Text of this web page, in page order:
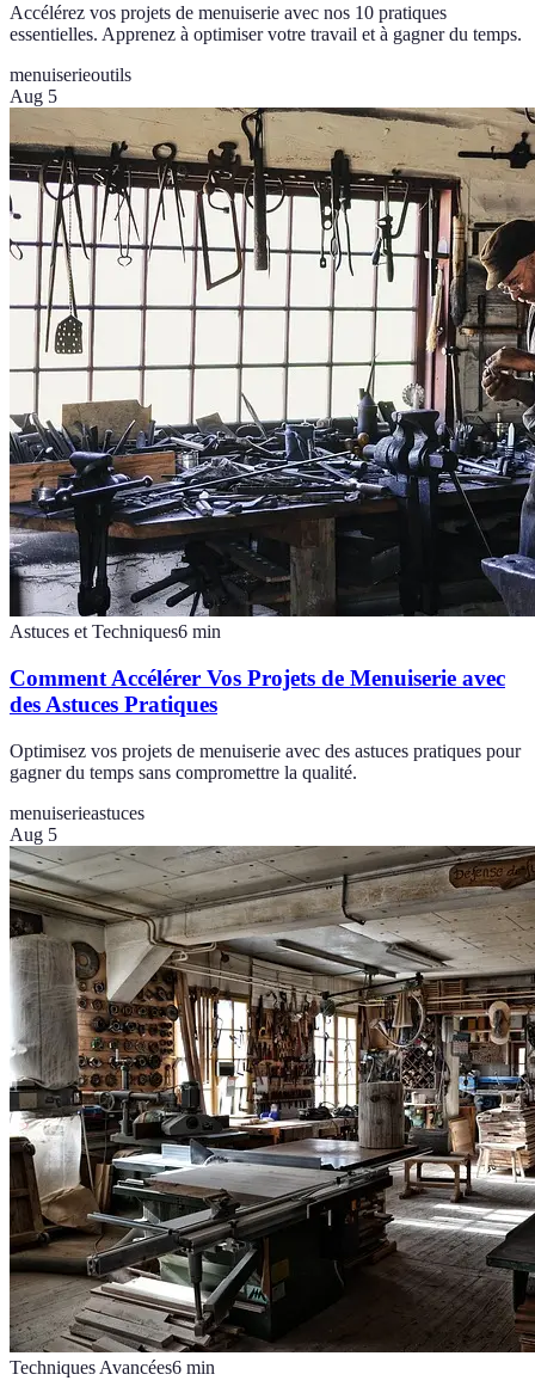
Accélérez vos projets de menuiserie avec nos 10 pratiques
essentielles. Apprenez à optimiser votre travail et à gagner du temps.
menuiserieoutils
Aug 5
Astuces et Techniques6 min
Comment Accélérer Vos Projets de Menuiserie avec
des Astuces Pratiques
Optimisez vos projets de menuiserie avec des astuces pratiques pour
gagner du temps sans compromettre la qualité.
menuiserieastuces
Aug 5
Techniques Avancées6 min